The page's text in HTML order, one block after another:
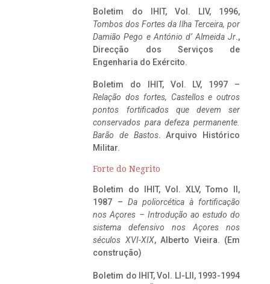
Boletim do IHIT, Vol. LIV, 1996,
Tombos dos Fortes da Ilha Terceira, por
Damião Pego e António d’ Almeida Jr.,
Direcção dos Serviços de
Engenharia do Exército.
Boletim do IHIT, Vol. LV, 1997 –
Relação dos fortes, Castellos e outros
pontos fortificados que devem ser
conservados para defeza permanente.
Barão de Bastos. Arquivo Histórico
Militar.
Forte do Negrito
Boletim do IHIT, Vol. XLV, Tomo II,
1987 – Da poliorcética à fortificação
nos Açores – Introdução ao estudo do
sistema defensivo nos Açores nos
séculos XVI-XIX, Alberto Vieira. (Em
construção)
Boletim do IHIT, Vol. LI-LII, 1993-1994